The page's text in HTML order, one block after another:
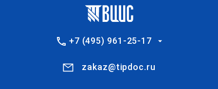
+7 (495) 961-25-17
zakaz@tipdoc.ru